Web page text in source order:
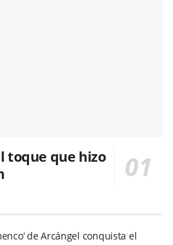
toque que hizo
de Arcángel conquista el